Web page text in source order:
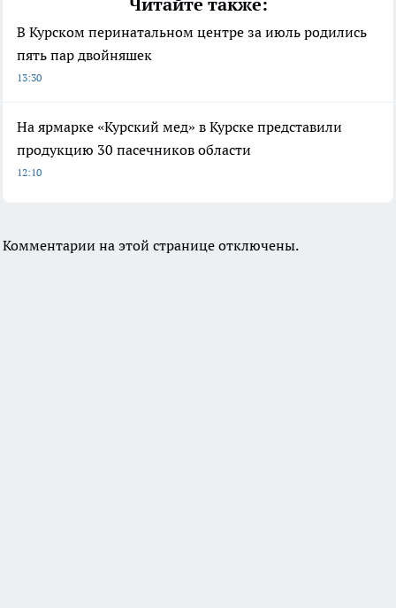
В Курском перинатальном центре за июль родились
пять пар двойняшек
13:30
На ярмарке «Курский мед» в Курске представили
продукцию 30 пасечников области
12:10
Комментарии на этой странице отключены.